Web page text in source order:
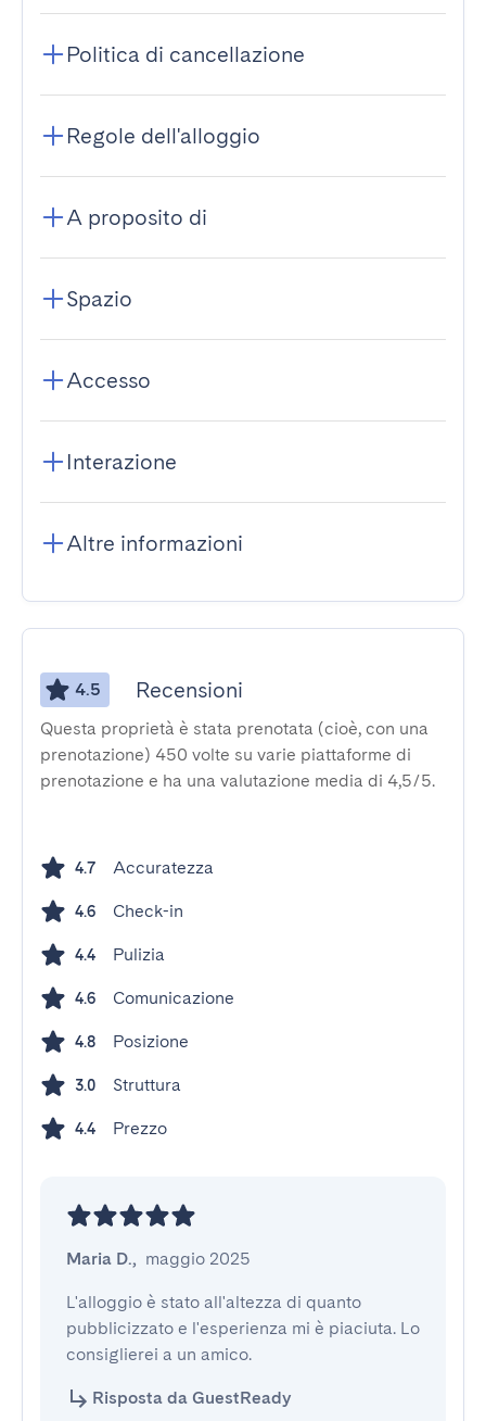
Politica di cancellazione
Regole dell'alloggio
A proposito di
Spazio
Accesso
Interazione
Altre informazioni
4.5 Recensioni
Questa proprietà è stata prenotata (cioè, con una
prenotazione) 450 volte su varie piattaforme di
prenotazione e ha una valutazione media di 4,5/5.
4.7 Accuratezza
4.6 Check-in
4.4 Pulizia
4.6 Comunicazione
4.8 Posizione
3.0 Struttura
4.4 Prezzo
Maria D., maggio 2025
L'alloggio è stato all'altezza di quanto
pubblicizzato e l'esperienza mi è piaciuta. Lo
consiglierei a un amico.
Risposta da GuestReady